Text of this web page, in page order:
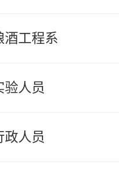
酒工程系
验人员
政人员